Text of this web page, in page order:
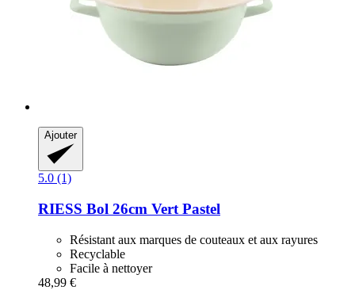
Ajouter
5.0 (1)
RIESS Bol 26cm Vert Pastel
Résistant aux marques de couteaux et aux rayures
Recyclable
Facile à nettoyer
48,99 €